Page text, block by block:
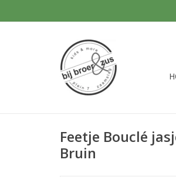
Feetje Bouclé
Bruin